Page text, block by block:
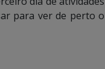
para ver de perto o